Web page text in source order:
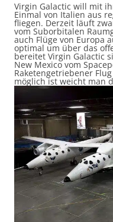
Virgin Galactic will mit
Einmal von Italien aus
fliegen. Derzeit läuft
vom Suborbitalen
auch Flüge von Europa
optimal um über das
bereitet Virgin Galactic
New Mexico vom
Raketengetriebener
möglich ist weicht man